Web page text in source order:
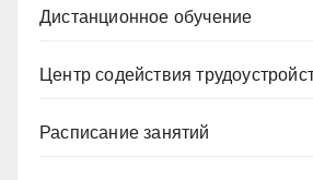
Дистанционное обучение
Центр содействия
Расписание занятий